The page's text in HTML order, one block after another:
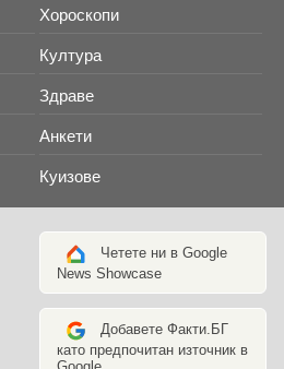
Хороскопи
Култура
Здраве
Анкети
Куизове
Четете ни в Google
News Showcase
Добавете Факти.БГ
като предпочитан източник в